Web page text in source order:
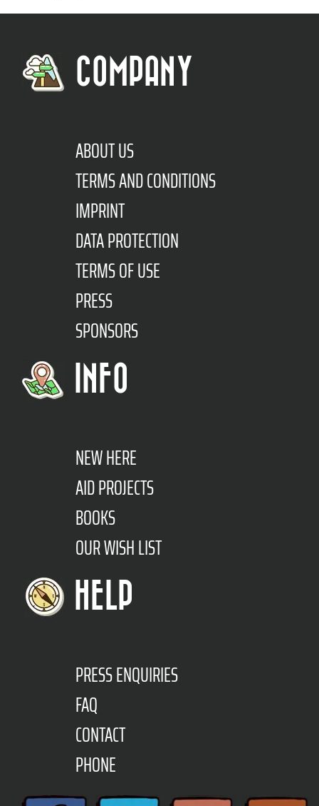
COMPANY
ABOUT US
TERMS AND CONDITIONS
IMPRINT
DATA PROTECTION
TERMS OF USE
PRESS
SPONSORS
INFO
NEW HERE
AID PROJECTS
BOOKS
OUR WISH LIST
HELP
PRESS ENQUIRIES
FAQ
CONTACT
PHONE